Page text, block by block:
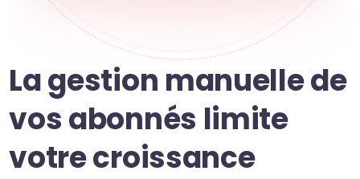
La gestion manuelle de
vos abonnés limite
votre croissance